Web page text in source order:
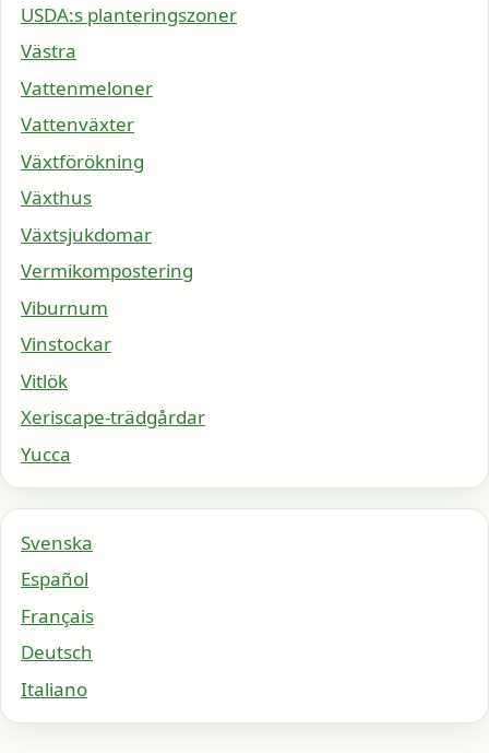
USDA:s planteringszoner
Västra
Vattenmeloner
Vattenväxter
Växtförökning
Växthus
Växtsjukdomar
Vermikompostering
Viburnum
Vinstockar
Vitlök
Xeriscape-trädgårdar
Yucca
Svenska
Español
Français
Deutsch
Italiano